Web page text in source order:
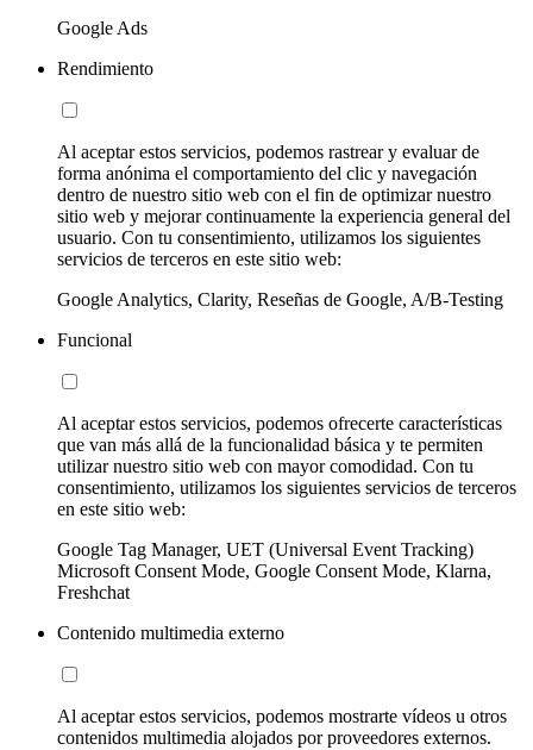
Google Ads
Rendimiento
Al aceptar estos servicios, podemos rastrear y evaluar de
forma anónima el comportamiento del clic y navegación
dentro de nuestro sitio web con el fin de optimizar nuestro
sitio web y mejorar continuamente la experiencia general del
usuario. Con tu consentimiento, utilizamos los siguientes
servicios de terceros en este sitio web:
Google Analytics, Clarity, Reseñas de Google, A/B-Testing
Funcional
Al aceptar estos servicios, podemos ofrecerte características
que van más allá de la funcionalidad básica y te permiten
utilizar nuestro sitio web con mayor comodidad. Con tu
consentimiento, utilizamos los siguientes servicios de terceros
en este sitio web:
Google Tag Manager, UET (Universal Event Tracking)
Microsoft Consent Mode, Google Consent Mode, Klarna,
Freshchat
Contenido multimedia externo
Al aceptar estos servicios, podemos mostrarte vídeos u otros
contenidos multimedia alojados por proveedores externos.